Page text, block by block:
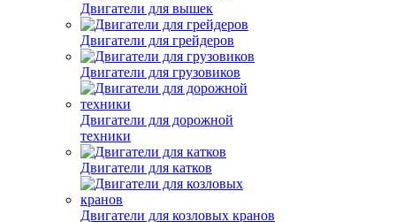
Двигатели для вышек
Двигатели для грейдеров
Двигатели для грузовиков
Двигатели для дорожной
техники
Двигатели для катков
Двигатели для козловых кранов